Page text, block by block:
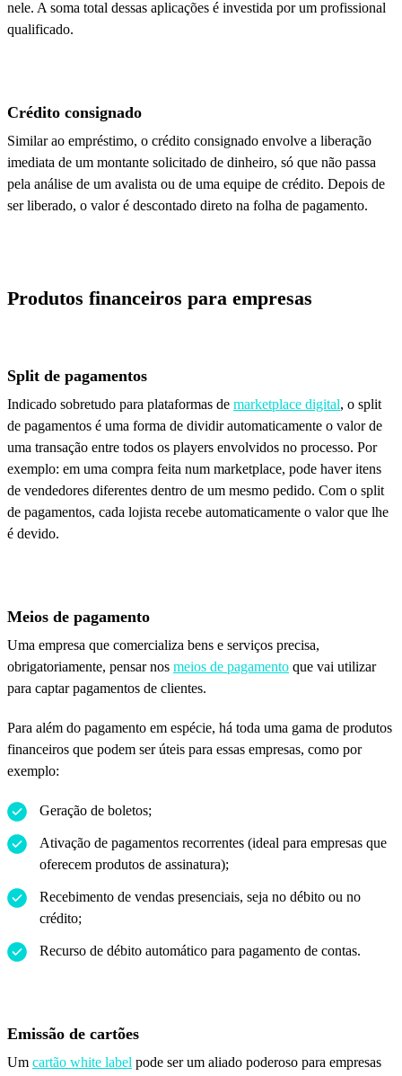
nele. A soma total dessas aplicações é investida por um profissional
qualificado.
Crédito consignado
Similar ao empréstimo, o crédito consignado envolve a liberação
imediata de um montante solicitado de dinheiro, só que não passa
pela análise de um avalista ou de uma equipe de crédito. Depois de
ser liberado, o valor é descontado direto na folha de pagamento.
Produtos financeiros para empresas
Split de pagamentos
Indicado sobretudo para plataformas de marketplace digital, o split
de pagamentos é uma forma de dividir automaticamente o valor de
uma transação entre todos os players envolvidos no processo. Por
exemplo: em uma compra feita num marketplace, pode haver itens
de vendedores diferentes dentro de um mesmo pedido. Com o split
de pagamentos, cada lojista recebe automaticamente o valor que lhe
é devido.
Meios de pagamento
Uma empresa que comercializa bens e serviços precisa,
obrigatoriamente, pensar nos meios de pagamento que vai utilizar
para captar pagamentos de clientes.
Para além do pagamento em espécie, há toda uma gama de produtos
financeiros que podem ser úteis para essas empresas, como por
exemplo:
Geração de boletos;
Ativação de pagamentos recorrentes (ideal para empresas que
oferecem produtos de assinatura);
Recebimento de vendas presenciais, seja no débito ou no
crédito;
Recurso de débito automático para pagamento de contas.
Emissão de cartões
Um cartão white label pode ser um aliado poderoso para empresas